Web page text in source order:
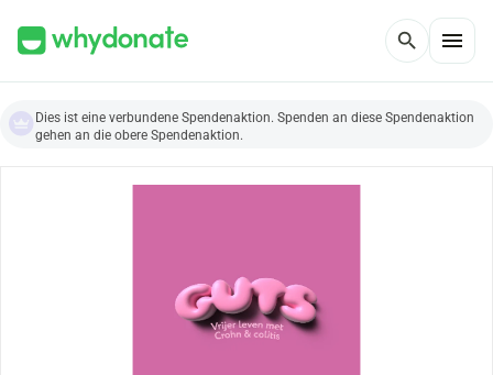
search menu
Dies ist eine verbundene Spendenaktion. Spenden an diese Spendenaktion
gehen an die obere Spendenaktion.